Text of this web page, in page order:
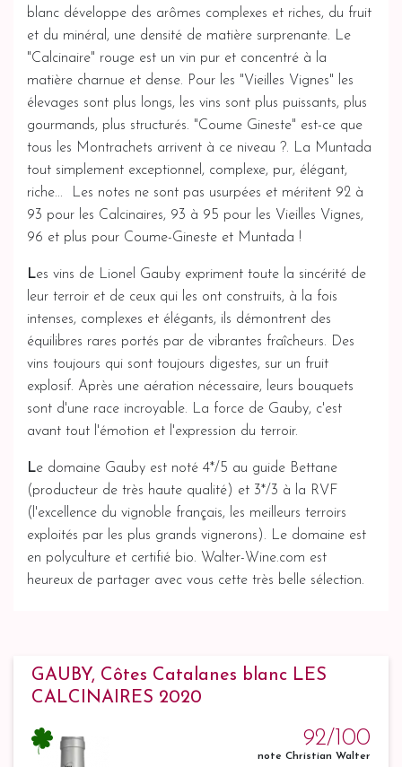
blanc développe des arômes complexes et riches, du fruit
et du minéral, une densité de matière surprenante. Le
"Calcinaire" rouge est un vin pur et concentré à la
matière charnue et dense. Pour les "Vieilles Vignes" les
élevages sont plus longs, les vins sont plus puissants, plus
gourmands, plus structurés. "Coume Gineste" est-ce que
tous les Montrachets arrivent à ce niveau ?. La Muntada
tout simplement exceptionnel, complexe, pur, élégant,
riche... Les notes ne sont pas usurpées et méritent 92 à
93 pour les Calcinaires, 93 à 95 pour les Vieilles Vignes,
96 et plus pour Coume-Gineste et Muntada !
Les vins de Lionel Gauby expriment toute la sincérité de
leur terroir et de ceux qui les ont construits, à la fois
intenses, complexes et élégants, ils démontrent des
équilibres rares portés par de vibrantes fraîcheurs. Des
vins toujours qui sont toujours digestes, sur un fruit
explosif. Après une aération nécessaire, leurs bouquets
sont d'une race incroyable. La force de Gauby, c'est
avant tout l'émotion et l'expression du terroir.
Le domaine Gauby est noté 4*/5 au guide Bettane
(producteur de très haute qualité) et 3*/3 à la RVF
(l'excellence du vignoble français, les meilleurs terroirs
exploités par les plus grands vignerons). Le domaine est
en polyculture et certifié bio. Walter-Wine.com est
heureux de partager avec vous cette très belle sélection.
GAUBY, Côtes Catalanes blanc LES
CALCINAIRES 2020
92/100
note Christian Walter